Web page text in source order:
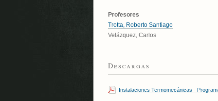
Profesores
Trotta, Roberto Santiago
Velázquez, Carlos
Descargas
Instalaciones Termomecánicas -